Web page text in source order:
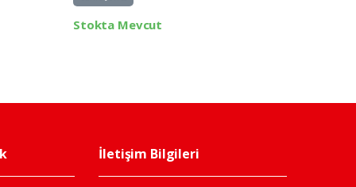
Stokta Mevcut
İletişim Bilgileri